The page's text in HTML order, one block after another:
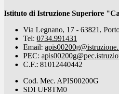
Istituto di Istruzione Superiore
Via Legnano, 17 - 63821,
Tel: 0734.991431
Email:
PEC:
C.F.: 81012440442
Cod. Mec. APIS00200G
SDI UF8TM0